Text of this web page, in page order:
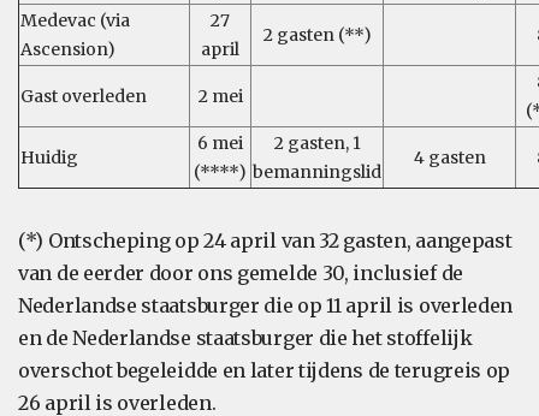
Medevac (via
Ascension)
27
april
2 gasten (**)
Gast overleden 2 mei
Huidig
6 mei
(****)
2 gasten, 1
bemanningslid
4 gasten
(*) Ontscheping op 24 april van 32 gasten, aangepast
van de eerder door ons gemelde 30, inclusief de
Nederlandse staatsburger die op 11 april is overleden
en de Nederlandse staatsburger die het stoffelijk
overschot begeleidde en later tijdens de terugreis op
26 april is overleden.